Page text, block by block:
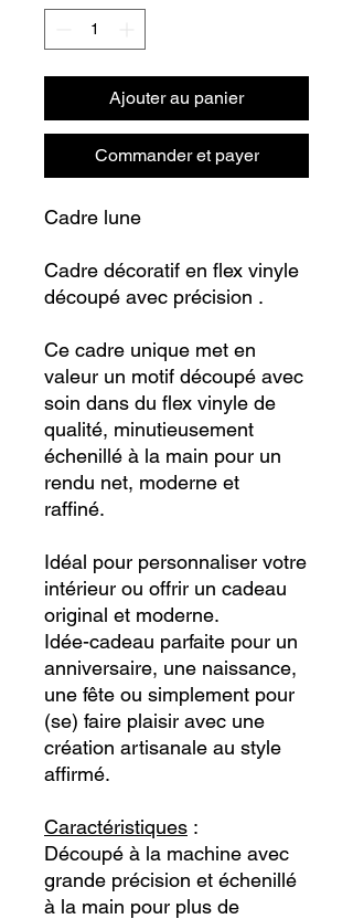
Ajouter au panier
Commander et payer
Cadre lune
Cadre décoratif en flex vinyle
découpé avec précision .
Ce cadre unique met en
valeur un motif découpé avec
soin dans du flex vinyle de
qualité, minutieusement
échenillé à la main pour un
rendu net, moderne et
raffiné.
Idéal pour personnaliser votre
intérieur ou offrir un cadeau
original et moderne.
Idée-cadeau parfaite pour un
anniversaire, une naissance,
une fête ou simplement pour
(se) faire plaisir avec une
création artisanale au style
affirmé.
Caractéristiques :
Découpé à la machine avec
grande précision et échenillé
à la main pour plus de